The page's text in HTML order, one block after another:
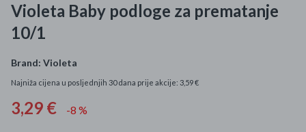
Kišobrani akcija
Ograničena cijena
Najpopularniji proizvodi
Roba s greškom
Violeta Baby podloge za prematanje
10/1
Brand: Violeta
Najniža cijena u posljednjih 30 dana prije akcije: 3,59 €
3,29 € -8 %